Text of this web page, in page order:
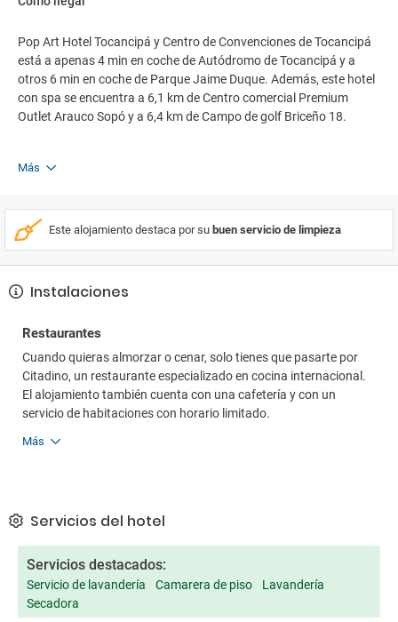
Pop Art Hotel Tocancipá y Centro de Convenciones de Tocancipá
está a apenas 4 min en coche de Autódromo de Tocancipá y a
otros 6 min en coche de Parque Jaime Duque. Además, este hotel
con spa se encuentra a 6,1 km de Centro comercial Premium
Outlet Arauco Sopó y a 6,4 km de Campo de golf Briceño 18.
Más
Este alojamiento destaca por su buen servicio de limpieza
Instalaciones
Restaurantes
Cuando quieras almorzar o cenar, solo tienes que pasarte por
Citadino, un restaurante especializado en cocina internacional.
El alojamiento también cuenta con una cafetería y con un
servicio de habitaciones con horario limitado.
Más
Servicios del hotel
Servicios destacados:
Servicio de lavandería Camarera de piso
Lavandería
Secadora